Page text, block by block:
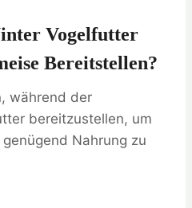
Vogelfutter
Bereitstellen?
während der
bereitzustellen, um
Nahrung zu